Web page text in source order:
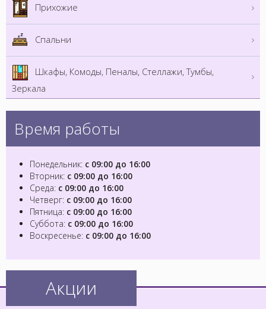
Прихожие
Спальни
Шкафы, Комоды, Пеналы, Стеллажи, Тумбы,
Зеркала
Время работы
Понедельник: с 09:00 до 16:00
Вторник: с 09:00 до 16:00
Среда: с 09:00 до 16:00
Четверг: с 09:00 до 16:00
Пятница: с 09:00 до 16:00
Суббота: с 09:00 до 16:00
Воскресенье: с 09:00 до 16:00
Акции